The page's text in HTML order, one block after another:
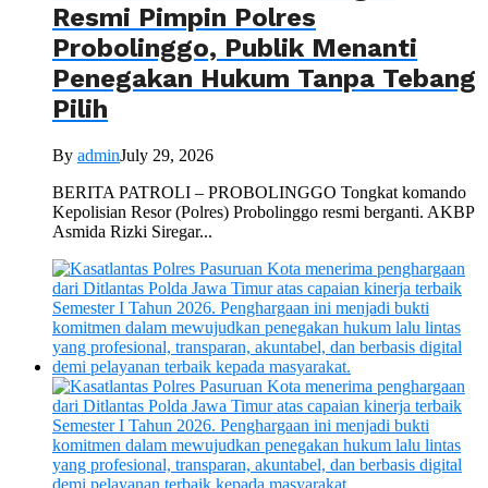
Resmi Pimpin Polres
Probolinggo, Publik Menanti
Penegakan Hukum Tanpa Tebang
Pilih
By adminJuly 29, 2026
BERITA PATROLI – PROBOLINGGO Tongkat komando
Kepolisian Resor (Polres) Probolinggo resmi berganti. AKBP
Asmida Rizki Siregar...